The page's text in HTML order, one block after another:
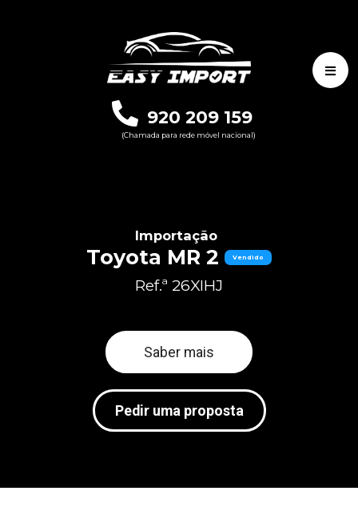
920 209 159
(Chamada para rede móvel nacional)
Importação
Toyota MR 2 Vendido
Ref.ª 26XIHJ
Saber mais
Pedir uma proposta